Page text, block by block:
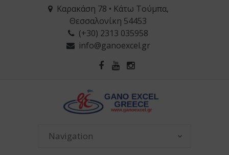
Καρακάση 78 • Κάτω Τούμπα,
Θεσσαλονίκη 54453
(+30) 2313 035958
info@ganoexcel.gr